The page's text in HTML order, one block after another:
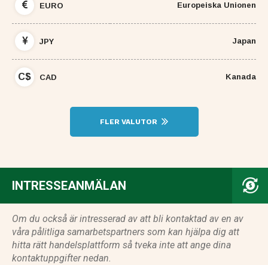
EURO Europeiska Unionen
JPY Japan
C$ CAD Kanada
FLER VALUTOR
INTRESSEANMÄLAN
Om du också är intresserad av att bli kontaktad av en av
våra pålitliga samarbetspartners som kan hjälpa dig att
hitta rätt handelsplattform så tveka inte att ange dina
kontaktuppgifter nedan.